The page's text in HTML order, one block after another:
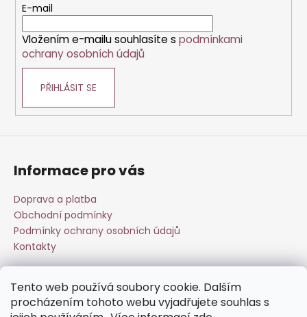
Tento web používá soubory cookie. Dalším
procházením tohoto webu vyjadřujete souhlas s
E-mail
Vložením e-mailu souhlasíte s podmínkami
ochrany osobních údajů
PŘIHLÁSIT SE
Informace pro vás
Doprava a platba
Obchodní podmínky
Podmínky ochrany osobních údajů
Kontakty
Přijímáme online platby